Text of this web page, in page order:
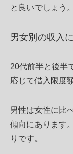
と良いでしょう。
男女別の収入
20代前半と後半
応じて借入限度
男性は女性に比
傾向にあります
りです。